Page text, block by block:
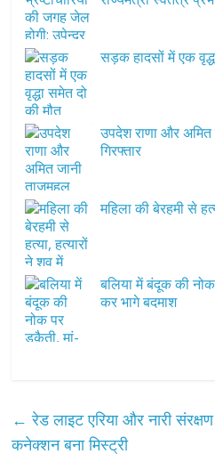
सड़क हादसों में एक
उपदेश राणा और अमित
गिरफ्तार
महिला की बेरहमी से
बलिया में बंदूक की
कर भागे बदमाश
← रेड लाइट एरिया और नारी
कनेक्शन बना मिस्ट्री